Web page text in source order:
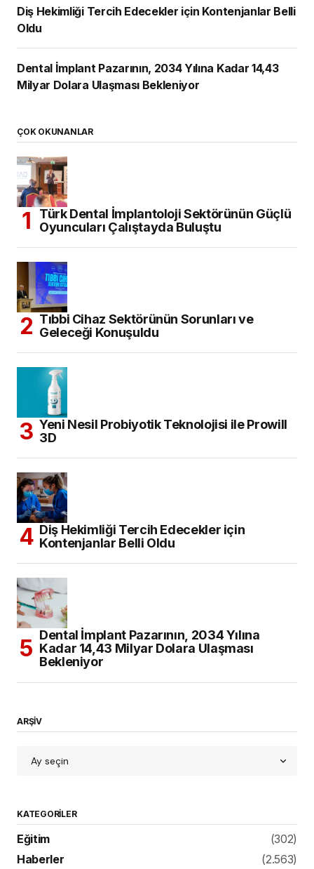
Diş Hekimliği Tercih Edecekler için Kontenjanlar Belli
Oldu
Dental İmplant Pazarının, 2034 Yılına Kadar 14,43
Milyar Dolara Ulaşması Bekleniyor
ÇOK OKUNANLAR
Türk Dental İmplantoloji Sektörünün Güçlü
Oyuncuları Çalıştayda Buluştu
Tıbbi Cihaz Sektörünün Sorunları ve
Geleceği Konuşuldu
Yeni Nesil Probiyotik Teknolojisi ile Prowill
3D
Diş Hekimliği Tercih Edecekler için
Kontenjanlar Belli Oldu
Dental İmplant Pazarının, 2034 Yılına
Kadar 14,43 Milyar Dolara Ulaşması
Bekleniyor
ARŞİV
KATEGORILER
Eğitim
(302)
Haberler
(2.563)